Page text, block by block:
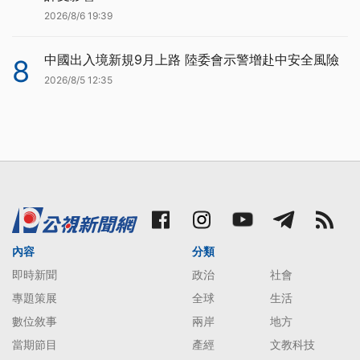
2026/8/6 19:39
8 中國出入境新規9月上路 陸委會示警增赴中安全風險
2026/8/5 12:35
內容
即時新聞
專題策展
數位敘事
當期節目
分類
政治
社會
全球
生活
兩岸
地方
產經
文教科技